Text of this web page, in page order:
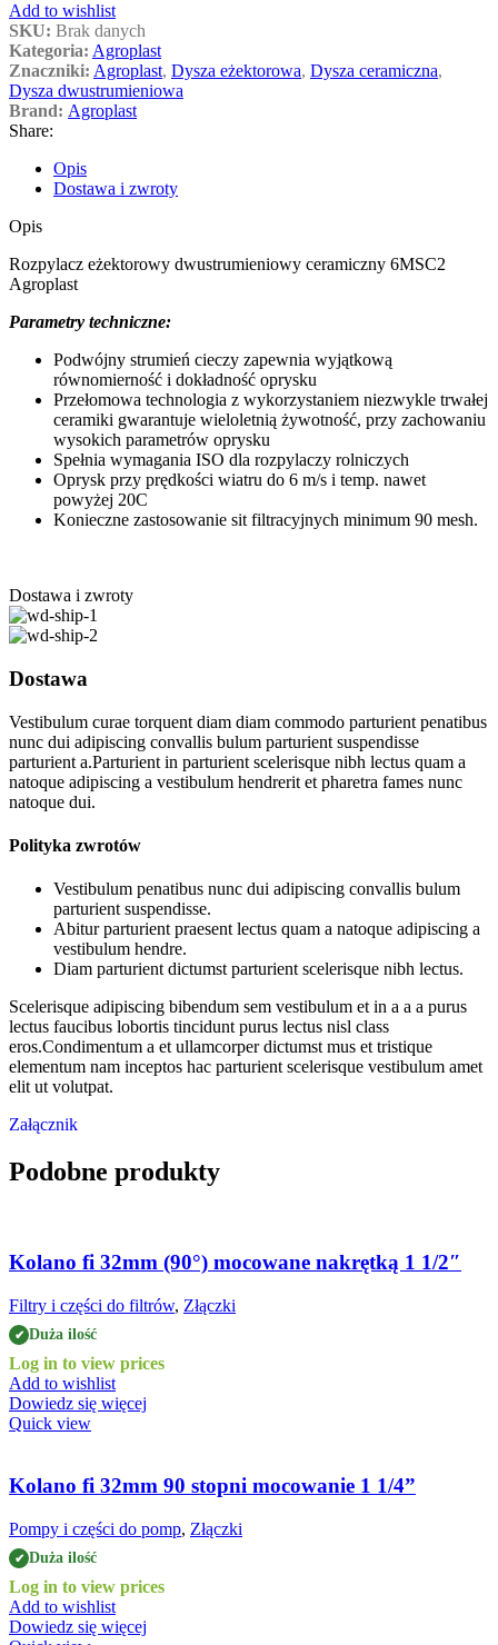
Add to wishlist
SKU: Brak danych
Kategoria: Agroplast
Znaczniki: Agroplast, Dysza eżektorowa, Dysza ceramiczna,
Dysza dwustrumieniowa
Brand: Agroplast
Share:
Opis
Dostawa i zwroty
Opis
Rozpylacz eżektorowy dwustrumieniowy ceramiczny 6MSC2
Agroplast
Parametry techniczne:
Podwójny strumień cieczy zapewnia wyjątkową
równomierność i dokładność oprysku
Przełomowa technologia z wykorzystaniem niezwykle trwałej
ceramiki gwarantuje wieloletnią żywotność, przy zachowaniu
wysokich parametrów oprysku
Spełnia wymagania ISO dla rozpylaczy rolniczych
Oprysk przy prędkości wiatru do 6 m/s i temp. nawet
powyżej 20C
Konieczne zastosowanie sit filtracyjnych minimum 90 mesh.
Dostawa i zwroty
Dostawa
Vestibulum curae torquent diam diam commodo parturient penatibus
nunc dui adipiscing convallis bulum parturient suspendisse
parturient a.Parturient in parturient scelerisque nibh lectus quam a
natoque adipiscing a vestibulum hendrerit et pharetra fames nunc
natoque dui.
Polityka zwrotów
Vestibulum penatibus nunc dui adipiscing convallis bulum
parturient suspendisse.
Abitur parturient praesent lectus quam a natoque adipiscing a
vestibulum hendre.
Diam parturient dictumst parturient scelerisque nibh lectus.
Scelerisque adipiscing bibendum sem vestibulum et in a a a purus
lectus faucibus lobortis tincidunt purus lectus nisl class
eros.Condimentum a et ullamcorper dictumst mus et tristique
elementum nam inceptos hac parturient scelerisque vestibulum amet
elit ut volutpat.
Załącznik
Podobne produkty
Kolano fi 32mm (90°) mocowane nakrętką 1 1/2″
Filtry i części do filtrów, Złączki
✔ Duża ilość
Log in to view prices
Add to wishlist
Dowiedz się więcej
Quick view
Kolano fi 32mm 90 stopni mocowanie 1 1/4”
Pompy i części do pomp, Złączki
✔ Duża ilość
Log in to view prices
Add to wishlist
Dowiedz się więcej